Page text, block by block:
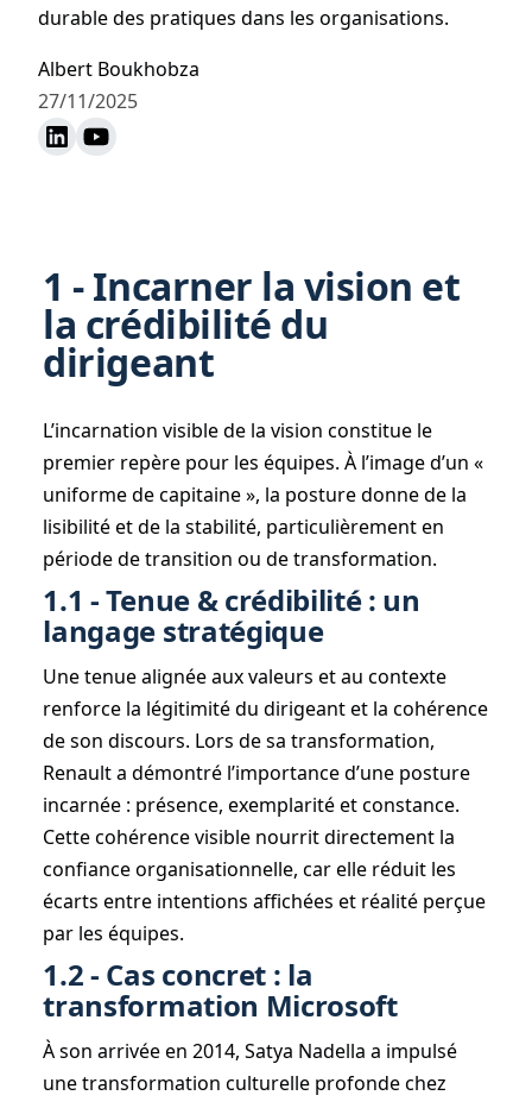
durable des pratiques dans les organisations.
Albert Boukhobza
27/11/2025
1 - Incarner la vision et
la crédibilité du
dirigeant
L’incarnation visible de la vision constitue le
premier repère pour les équipes. À l’image d’un «
uniforme de capitaine », la posture donne de la
lisibilité et de la stabilité, particulièrement en
période de transition ou de transformation.
1.1 - Tenue & crédibilité : un
langage stratégique
Une tenue alignée aux valeurs et au contexte
renforce la légitimité du dirigeant et la cohérence
de son discours. Lors de sa transformation,
Renault a démontré l’importance d’une posture
incarnée : présence, exemplarité et constance.
Cette cohérence visible nourrit directement la
confiance organisationnelle, car elle réduit les
écarts entre intentions affichées et réalité perçue
par les équipes.
1.2 - Cas concret : la
transformation Microsoft
À son arrivée en 2014, Satya Nadella a impulsé
une transformation culturelle profonde chez